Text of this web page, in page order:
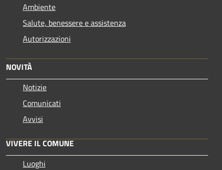
Ambiente
Salute, benessere e assistenza
Autorizzazioni
NOVITÀ
Notizie
Comunicati
Avvisi
VIVERE IL COMUNE
Luoghi